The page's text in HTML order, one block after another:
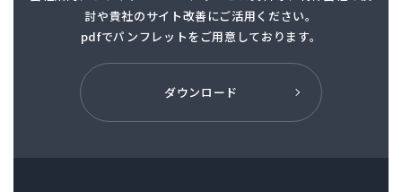
討や貴社のサイト改善にご活用ください。
pdfでパンフレットを ご用意しております。
ダウンロード